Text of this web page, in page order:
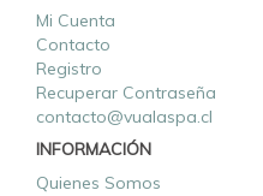
Mi Cuenta
Contacto
Registro
Recuperar Contraseña
contacto@vualaspa.cl
INFORMACIÓN
Quienes Somos